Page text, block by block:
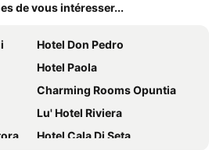
de vous intéresser...
Hotel Don Pedro
Hotel Paola
Charming Rooms Opuntia
Lu' Hotel Riviera
Hotel Cala Di Seta